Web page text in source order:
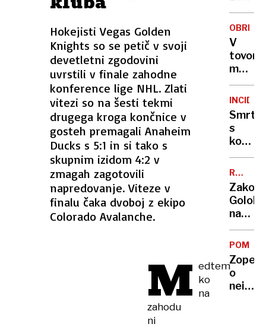
Hokejisti Vegas Golden
Knights so se petič v svoji
devetletni zgodovini
uvrstili v finale zahodne
konference lige NHL. Zlati
vitezi so na šesti tekmi
drugega kroga končnice v
gosteh premagali Anaheim
Ducks s 5:1 in si tako s
skupnim izidom 4:2 v
zmagah zagotovili
napredovanje. Viteze v
finalu čaka dvoboj z ekipo
Colorado Avalanche.
M edtem
ko
na
zahodu
ni
več
44-
prijeli
na
kraju
V
med
našli
174
Smrt
s
koso
na
strehi
prizor
bolnike
in
osebje
RUMENE
NOVICE
Golob
na
se je
spet
slekla,
Zopet
o